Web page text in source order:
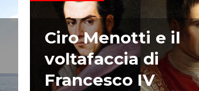
Ciro Menotti e il
voltafaccia di
Francesco IV